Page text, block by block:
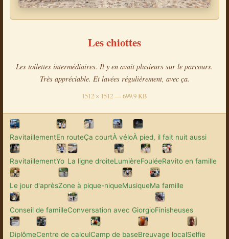
Les chiottes
Les toilettes intermédiaires. Il y en avait plusieurs sur le parcours.
Très appréciable. Et lavées régulièrement, avec ça.
1512 × 1512 — 699.9 KB
RavitaillementEn routeÇa courtÀ véloÀ pied, il fait nuit aussi
RavitaillementYo La ligne droiteLumièreFouléeRavito en famille
Le jour d'aprèsZone à pique-niqueMusiqueMa famille
Conseil de familleConversation avec GiorgioFinisheuses
DiplômeCentre de calculCamp de baseBreuvage localSelfie